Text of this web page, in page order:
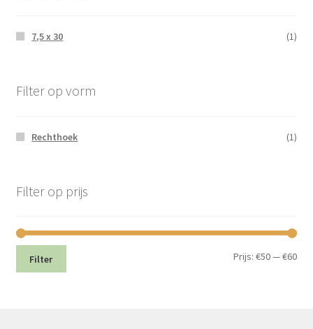
7,5 x 30 (1)
Filter op vorm
Rechthoek (1)
Filter op prijs
Min.
Filter Prijs:€50—€60